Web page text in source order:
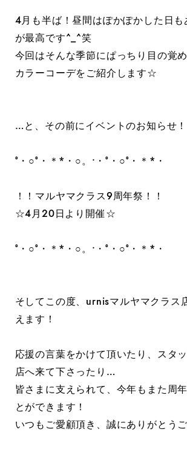
4月も半ば！昼間はぽかぽかした日も
が最高です^_^笑
今回はそんな季節にぱっちり目の覚
カラーコーデをご紹介します☆
…と、その前にイベントのお知らせ！
°・○°・＊*・○。•・°・○°・＊*・
！！マルヤマクラス9周年祭！！
☆4月20日より開催☆
°・○°・＊*・○。•・°・○°・＊*・
そしてこの度、urnisマルヤマクラス
えます！
応援の言葉をかけて頂いたり、スタ
店へ来て下さったり…
皆さまに支えられて、今年もまた周
とができます！
いつもご愛顧頂き、誠にありがとう